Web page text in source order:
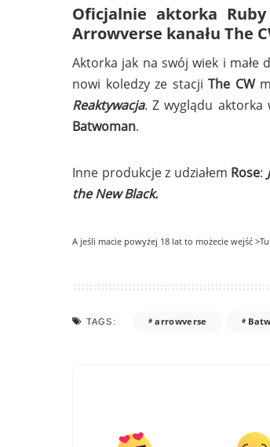
Oficjalnie aktorka
Arrowverse kanału The
Aktorka jak na swój wiek i
nowi koledzy ze stacjiThe CW
Reaktywacja. Z wyglądu
Batwoman.
Inne produkcje z udziałem Rose:
the New Black.
A jeśli macie powyżej 18 lat to możecie wejść
TAGS: arrowverse